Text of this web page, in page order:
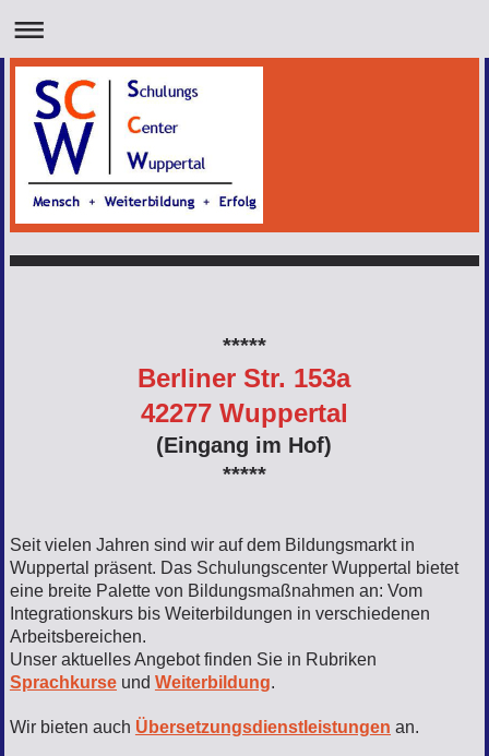
Schulungscenter Wuppertal
*****
Berliner Str. 153a
42277 Wuppertal
(Eingang im Hof)
*****
Seit vielen Jahren sind wir auf dem Bildungsmarkt in
Wuppertal präsent. Das Schulungscenter Wuppertal bietet
eine breite Palette von Bildungsmaßnahmen an: Vom
Integrationskurs bis Weiterbildungen in verschiedenen
Arbeitsbereichen.
Unser aktuelles Angebot finden Sie in Rubriken
Sprachkurseund Weiterbildung.
Wir bieten auch Übersetzungsdienstleistungen an.